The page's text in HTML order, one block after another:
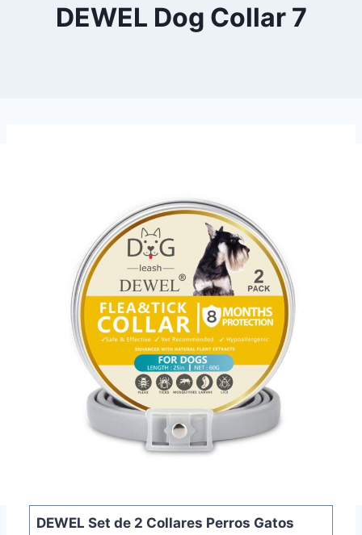
DEWEL Dog Collar 7
DEWEL Set de 2 Collares Perros Gatos